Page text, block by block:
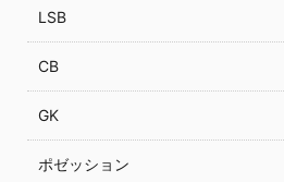
LSB
CB
GK
ポゼッション